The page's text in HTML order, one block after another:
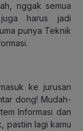
nggak semua
harus jadi
punya Teknik
ke jurusan
dong! Mudah-
Informasi dan
pastiin lagi kamu